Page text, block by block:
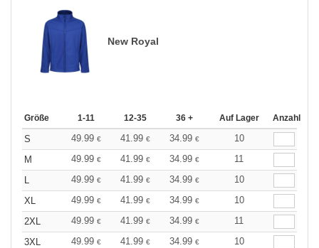
New Royal
Größe 1-11 12-35 36 + Auf Lager Anzahl
S 49.99 € 41.99 € 34.99 €
10
M
49.99 € 41.99 € 34.99 €
11
L
49.99 € 41.99 € 34.99 €
10
XL
49.99 € 41.99 € 34.99 €
10
2XL
49.99 € 41.99 € 34.99 €
11
3XL
49.99 € 41.99 € 34.99 €
10